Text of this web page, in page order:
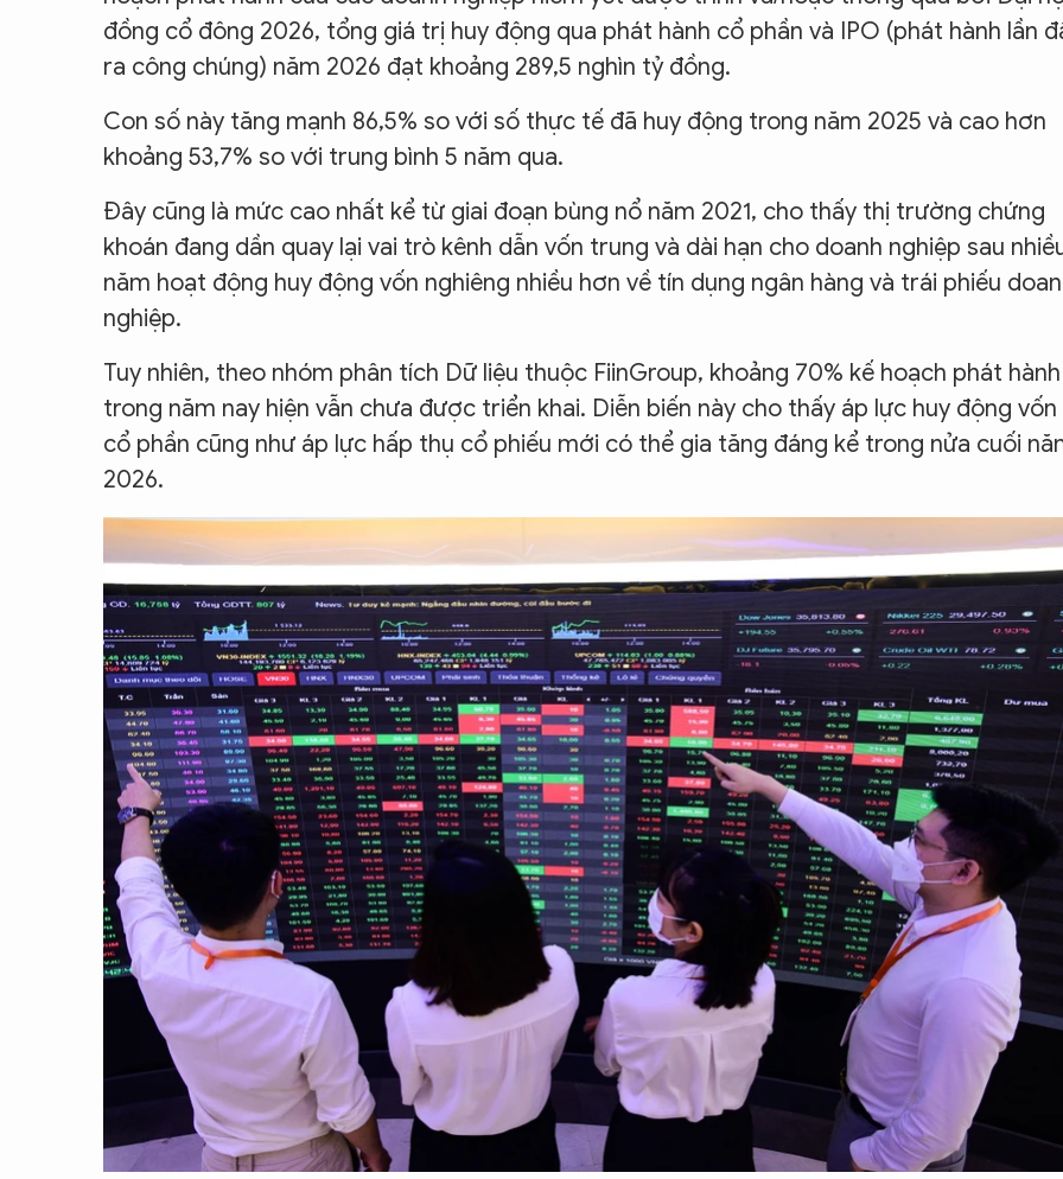
đồng cổ đông 2026, tổng giá trị huy động qua phát hành cổ phần và IPO (phát hành lần
ra công chúng) năm 2026 đạt khoảng 289,5 nghìn tỷ đồng.
Con số này tăng mạnh 86,5% so với số thực tế đã huy động trong năm 2025 và cao hơn
khoảng 53,7% so với trung bình 5 năm qua.
Đây cũng là mức cao nhất kể từ giai đoạn bùng nổ năm 2021, cho thấy thị trường chứng
khoán đang dần quay lại vai trò kênh dẫn vốn trung và dài hạn cho doanh nghiệp sau
năm hoạt động huy động vốn nghiêng nhiều hơn về tín dụng ngân hàng và trái phiếu
nghiệp.
Tuy nhiên, theo nhóm phân tích Dữ liệu thuộc FiinGroup, khoảng 70% kế hoạch phát hành
trong năm nay hiện vẫn chưa được triển khai. Diễn biến này cho thấy áp lực huy động vốn
cổ phần cũng như áp lực hấp thụ cổ phiếu mới có thể gia tăng đáng kể trong nửa cuối
2026.